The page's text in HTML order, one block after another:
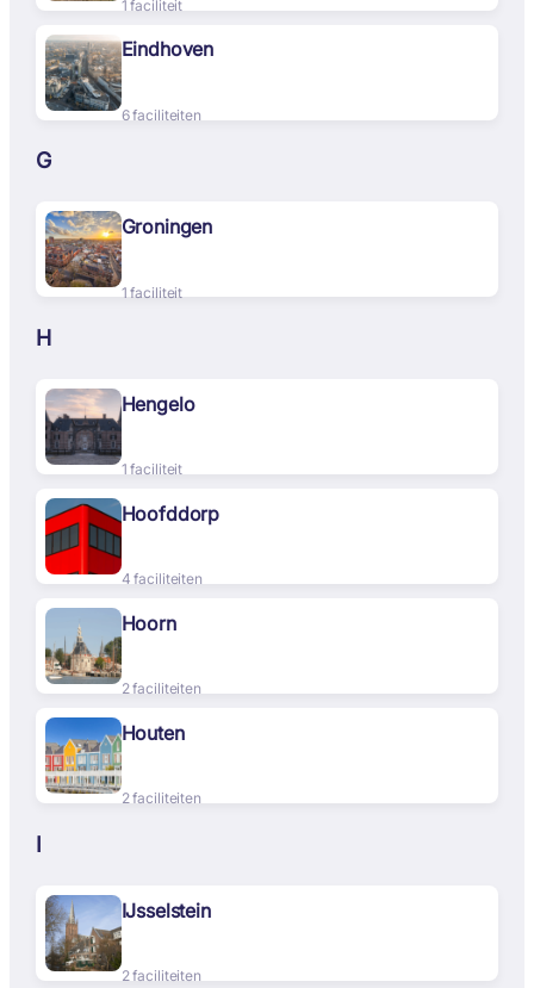
1 faciliteit
Eindhoven
6 faciliteiten
G
Groningen
1 faciliteit
H
Hengelo
1 faciliteit
Hoofddorp
4 faciliteiten
Hoorn
2 faciliteiten
Houten
2 faciliteiten
I
IJsselstein
2 faciliteiten